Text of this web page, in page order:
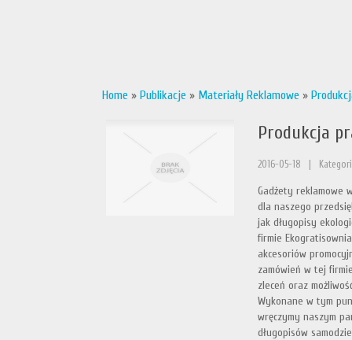
Home » Publikacje » Materiały Reklamowe »
Produkcja
2016-05-18
Gadżety reklamowe
dla naszego
jak długopisy
firmie
akcesoriów
zamówień w tej
zleceń oraz
Wykonane w tym
wręczymy naszym
długopisów